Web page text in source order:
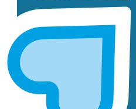
ПРАКТИКАМИ
ГЛАВНАЯ
РАБОЧИЙ ВИЗИТ ОЛЬГИ
ЗНАКОМСТВО С ОСНОВНЫМИ
Руководитель Службы
Ресурсного центра